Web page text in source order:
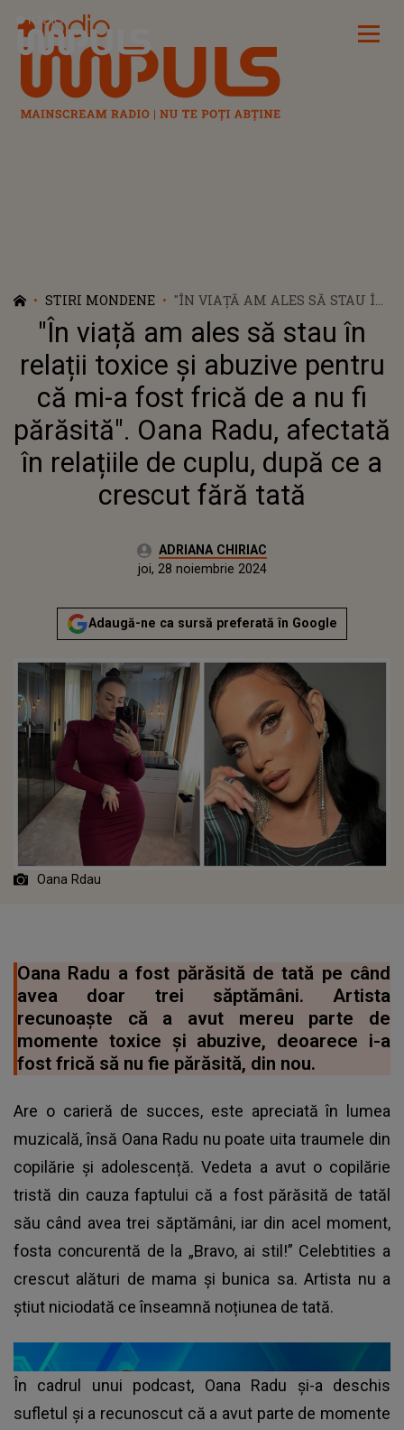
Radio Impuls
STIRI MONDENE
"ÎN VIAȚĂ AM ALES SĂ STAU ÎN
RELAȚII TOXICE ȘI ABUZIVE
PENTRU CĂ MI-A FOST FRICĂ
DE A NU FI PĂRĂSITĂ". OANA
RADU, AFECTATĂ ÎN RELAȚIILE
DE CUPLU, DUPĂ CE A CRESCUT
FĂRĂ TATĂ
"În viață am ales să stau în
relații toxice și abuzive pentru
că mi-a fost frică de a nu fi
părăsită". Oana Radu, afectată
în relațiile de cuplu, după ce a
crescut fără tată
Autor:ADRIANA CHIRIAC
marți, 28 noiembrie 2023Actualizat:
joi, 28 noiembrie 2024
Adaugă-ne ca sursă preferată în Google
Oana Rdau
Oana Radu a fost părăsită de tată pe când
avea doar trei săptămâni. Artista
recunoaște că a avut mereu parte de
momente toxice și abuzive, deoarece i-a
fost frică să nu fie părăsită, din nou.
Are o carieră de succes, este apreciată în lumea
muzicală, însă Oana Radu nu poate uita traumele din
copilărie și adolescență. Vedeta a avut o copilărie
tristă din cauza faptului că a fost părăsită de tatăl
său când avea trei săptămâni, iar din acel moment,
fosta concurentă de la „Bravo, ai stil!” Celebtities a
crescut alături de mama și bunica sa. Artista nu a
știut niciodată ce înseamnă noțiunea de tată.
În cadrul unui podcast, Oana Radu și-a deschis
sufletul și a recunoscut că a avut parte de momente